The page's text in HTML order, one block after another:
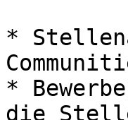
*
*
die